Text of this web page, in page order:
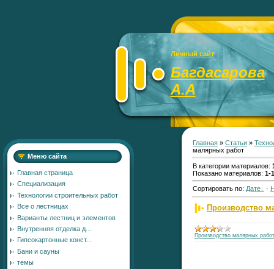
Личный сайт
Багдасарова
А.А
Меню сайта
Главная страница
Специализация
Технологии строительных работ
Все о лестницах
Варианты лестниц и элементов
Внутренняя отделка д...
Гипсокартонные конст...
Бани и сауны
темы
Главная » Статьи »
малярных работ
В категории материалов:
Показано материалов: 1-1
Сортировать по: Дате ·
Производство
Производство малярных работ